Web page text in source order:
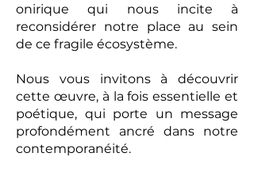
onirique qui nous incite à
reconsidérer notre place au sein
de ce fragile écosystème.
Nous vous invitons à découvrir
cette œuvre, à la fois essentielle et
poétique, qui porte un message
profondément ancré dans notre
contemporanéité.